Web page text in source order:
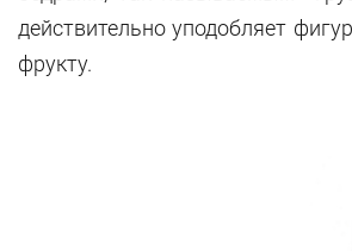
действительно уподобляет
фрукту.